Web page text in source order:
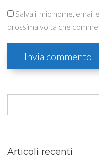
Salva il mio nome,
prossima volta che
Articoli recenti